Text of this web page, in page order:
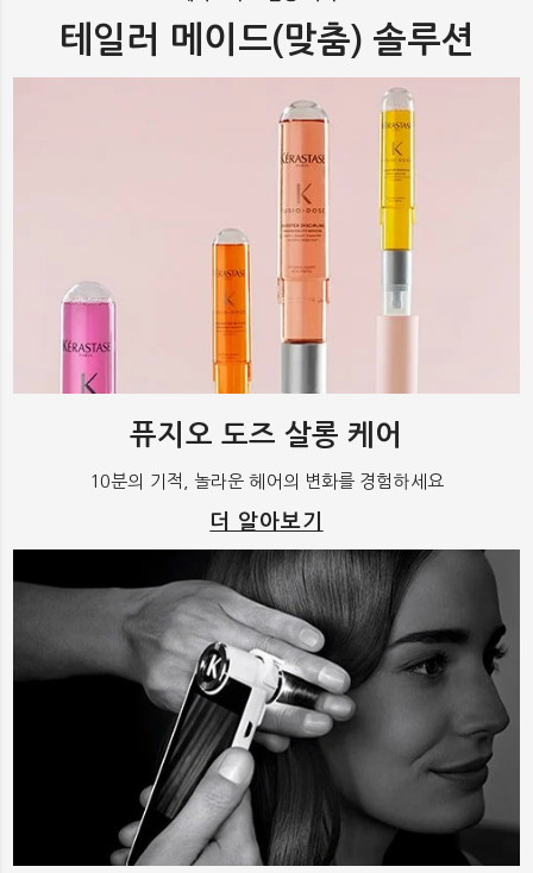
테일러 메이드(맞춤) 솔루션
퓨지오 도즈 살롱 케어
10분의 기적, 놀라운 헤어의 변화를 경험하세요
더 알아보기